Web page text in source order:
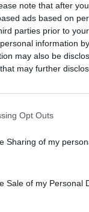
note that after
ads based on
parties prior to
information
may also be
that may further
Opt Outs
Sharing of my
Sale of my Personal